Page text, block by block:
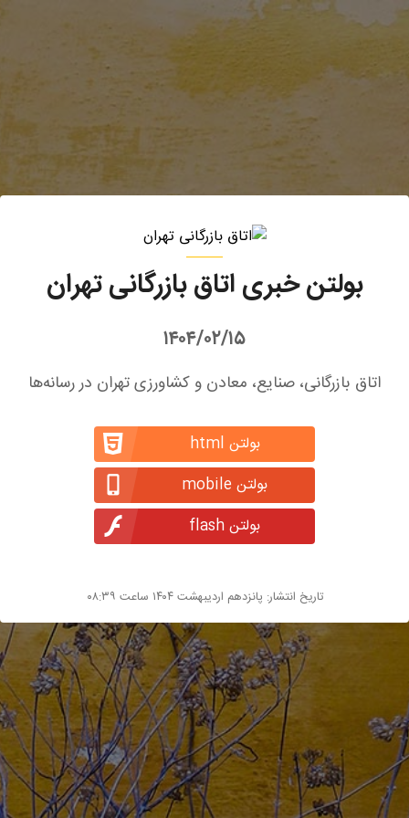
بولتن خبری اتاق بازرگانی تهران
۱۴۰۴/۰۲/۱۵
اتاق بازرگانی، صنایع، معادن و کشاورزی تهران در رسانه‌ها
بولتن html
بولتن mobile
بولتن flash
تاریخ انتشار: پانزدهم اردیبهشت ۱۴۰۴ ساعت ۰۸:۳۹